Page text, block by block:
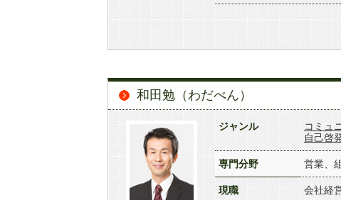
和田勉（わだべん）
ジャンル コミュ
自己啓
専門分野 営業、
現職 会社経